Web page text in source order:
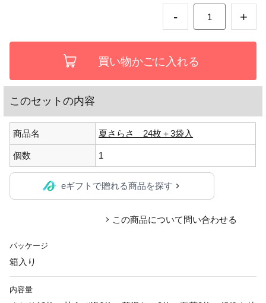
- +
このセットの内容
商品名 夏さらさ 24枚＋3袋入
個数 1
eギフトで贈れる商品を探す
この商品について問い合わせる
パッケージ
箱入り
内容量